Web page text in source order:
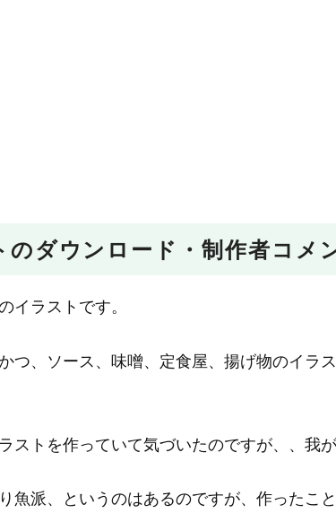
のダウンロード・制作者コメ
イラストです。
つ、ソース、味噌、定食屋、揚げ物のイラ
ストを作っていて気づいたのですが、、我
魚派、というのはあるのですが、作ったこ